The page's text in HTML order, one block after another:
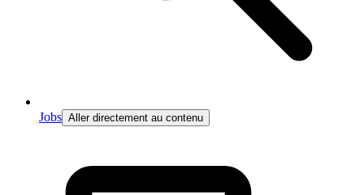
Jobs Aller directement au contenu